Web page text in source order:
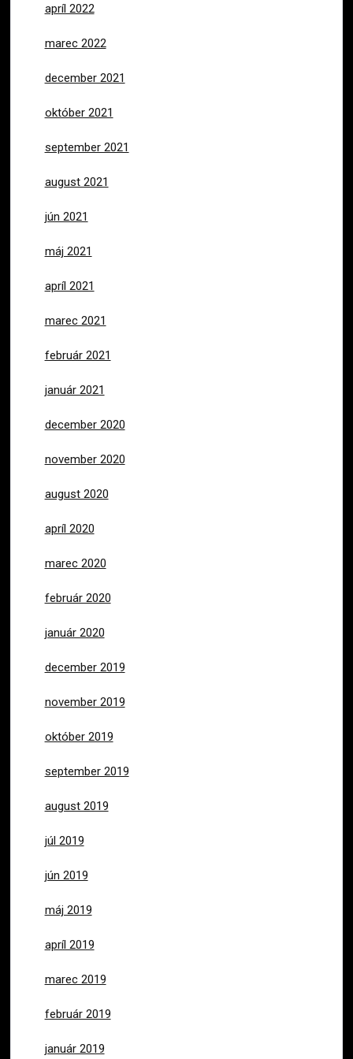
apríl 2022
marec 2022
december 2021
október 2021
september 2021
august 2021
jún 2021
máj 2021
apríl 2021
marec 2021
február 2021
január 2021
december 2020
november 2020
august 2020
apríl 2020
marec 2020
február 2020
január 2020
december 2019
november 2019
október 2019
september 2019
august 2019
júl 2019
jún 2019
máj 2019
apríl 2019
marec 2019
február 2019
január 2019